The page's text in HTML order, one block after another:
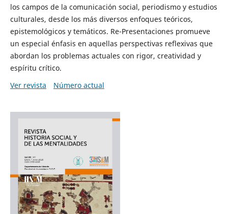
los campos de la comunicación social, periodismo y estudios
culturales, desde los más diversos enfoques teóricos,
epistemológicos y temáticos. Re-Presentaciones promueve
un especial énfasis en aquellas perspectivas reflexivas que
abordan los problemas actuales con rigor, creatividad y
espíritu crítico.
Ver revista
Número actual